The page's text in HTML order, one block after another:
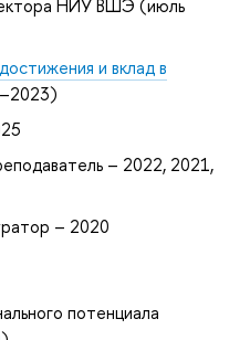
НИУ ВШЭ (июль
и вклад в
– 2022, 2021,
– 2020
потенциала